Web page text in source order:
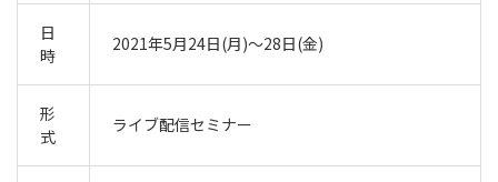
日
時
2021年5月24日(月)～28日(金)
形
式
ライブ配信セミナー